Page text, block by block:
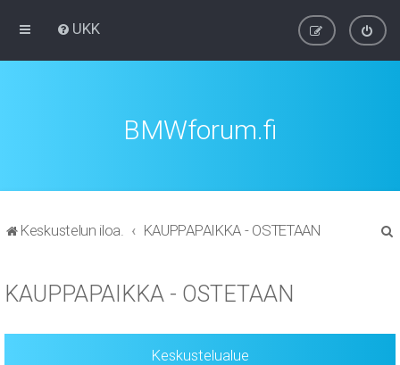
UKK
BMWforum.fi
Keskustelun iloa. KAUPPAPAIKKA - OSTETAAN
KAUPPAPAIKKA - OSTETAAN
Keskustelualue